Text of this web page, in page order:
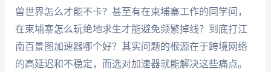
兽世界怎么才能不卡？甚至有在柬埔寨工作的同学问，
在柬埔寨怎么玩绝地求生才能避免频繁掉线？到底打江
南百景图加速器哪个好？其实问题的根源在于跨境网络
的高延迟和不稳定，而选对加速器就能解决这些痛点。